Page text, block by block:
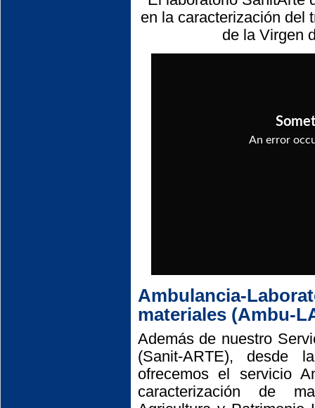
en la caracterización del
de la Virgen
Ambulancia-
materiales (Ambu-
Además de nuestro
(Sanit-ARTE), desde
ofrecemos el servicio
caracterización de